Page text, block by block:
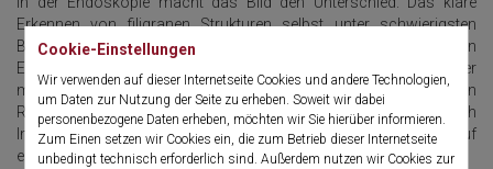
Cookie-Einstellungen
Wir verwenden auf dieser Internetseite Cookies und andere Technologien,
um Daten zur Nutzung der Seite zu erheben. Soweit wir dabei
personenbezogene Daten erheben, möchten wir Sie hierüber informieren.
Zum Einen setzen wir Cookies ein, die zum Betrieb dieser Internetseite
unbedingt technisch erforderlich sind. Außerdem nutzen wir Cookies zur
Erkennen von filigranen Strukturen selbst unter schwierigsten
Bedingungen hat entscheidenden Einfluss auf den medizinischen
Eingriff. Mit über 100 Jahren Erfahrung im Bereich der
medizinischen Bildgebung stellt sich das Traditionsunternehmen
Richard Wolf dieser Herausforderung jeden Tag. Der Bereich
Imaging bietet ein breites Spektrum von Systemlösungen, die auf
einen modernen interdisziplinären Einsatz ausgerichtet sind.